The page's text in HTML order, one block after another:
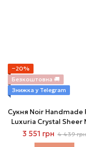
−20%
Безкоштовна 🚚
Знижка у Telegram
Сукня Noir Handmade
Luxuria Crystal Sheer
Dress S
3 551 грн 4 439 грн